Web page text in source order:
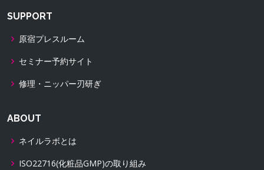
SUPPORT
原宿プレスルーム
セミナー予約サイト
修理・ニッパー刃研ぎ
ABOUT
ネイルラボとは
ISO22716(化粧品GMP)の取り組み